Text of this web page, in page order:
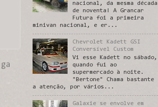
nacional, da mesma década
de noventa! A Grancar
Futura foi a primeira
minivan nacional, e er...
Chevrolet Kadett GSI
Conversível Custom
Vi esse Kadett no sábado,
quando fui ao
supermercado à noite.
"Bertone" Chama bastante
a atenção, por vários...
Galaxie se envolve em